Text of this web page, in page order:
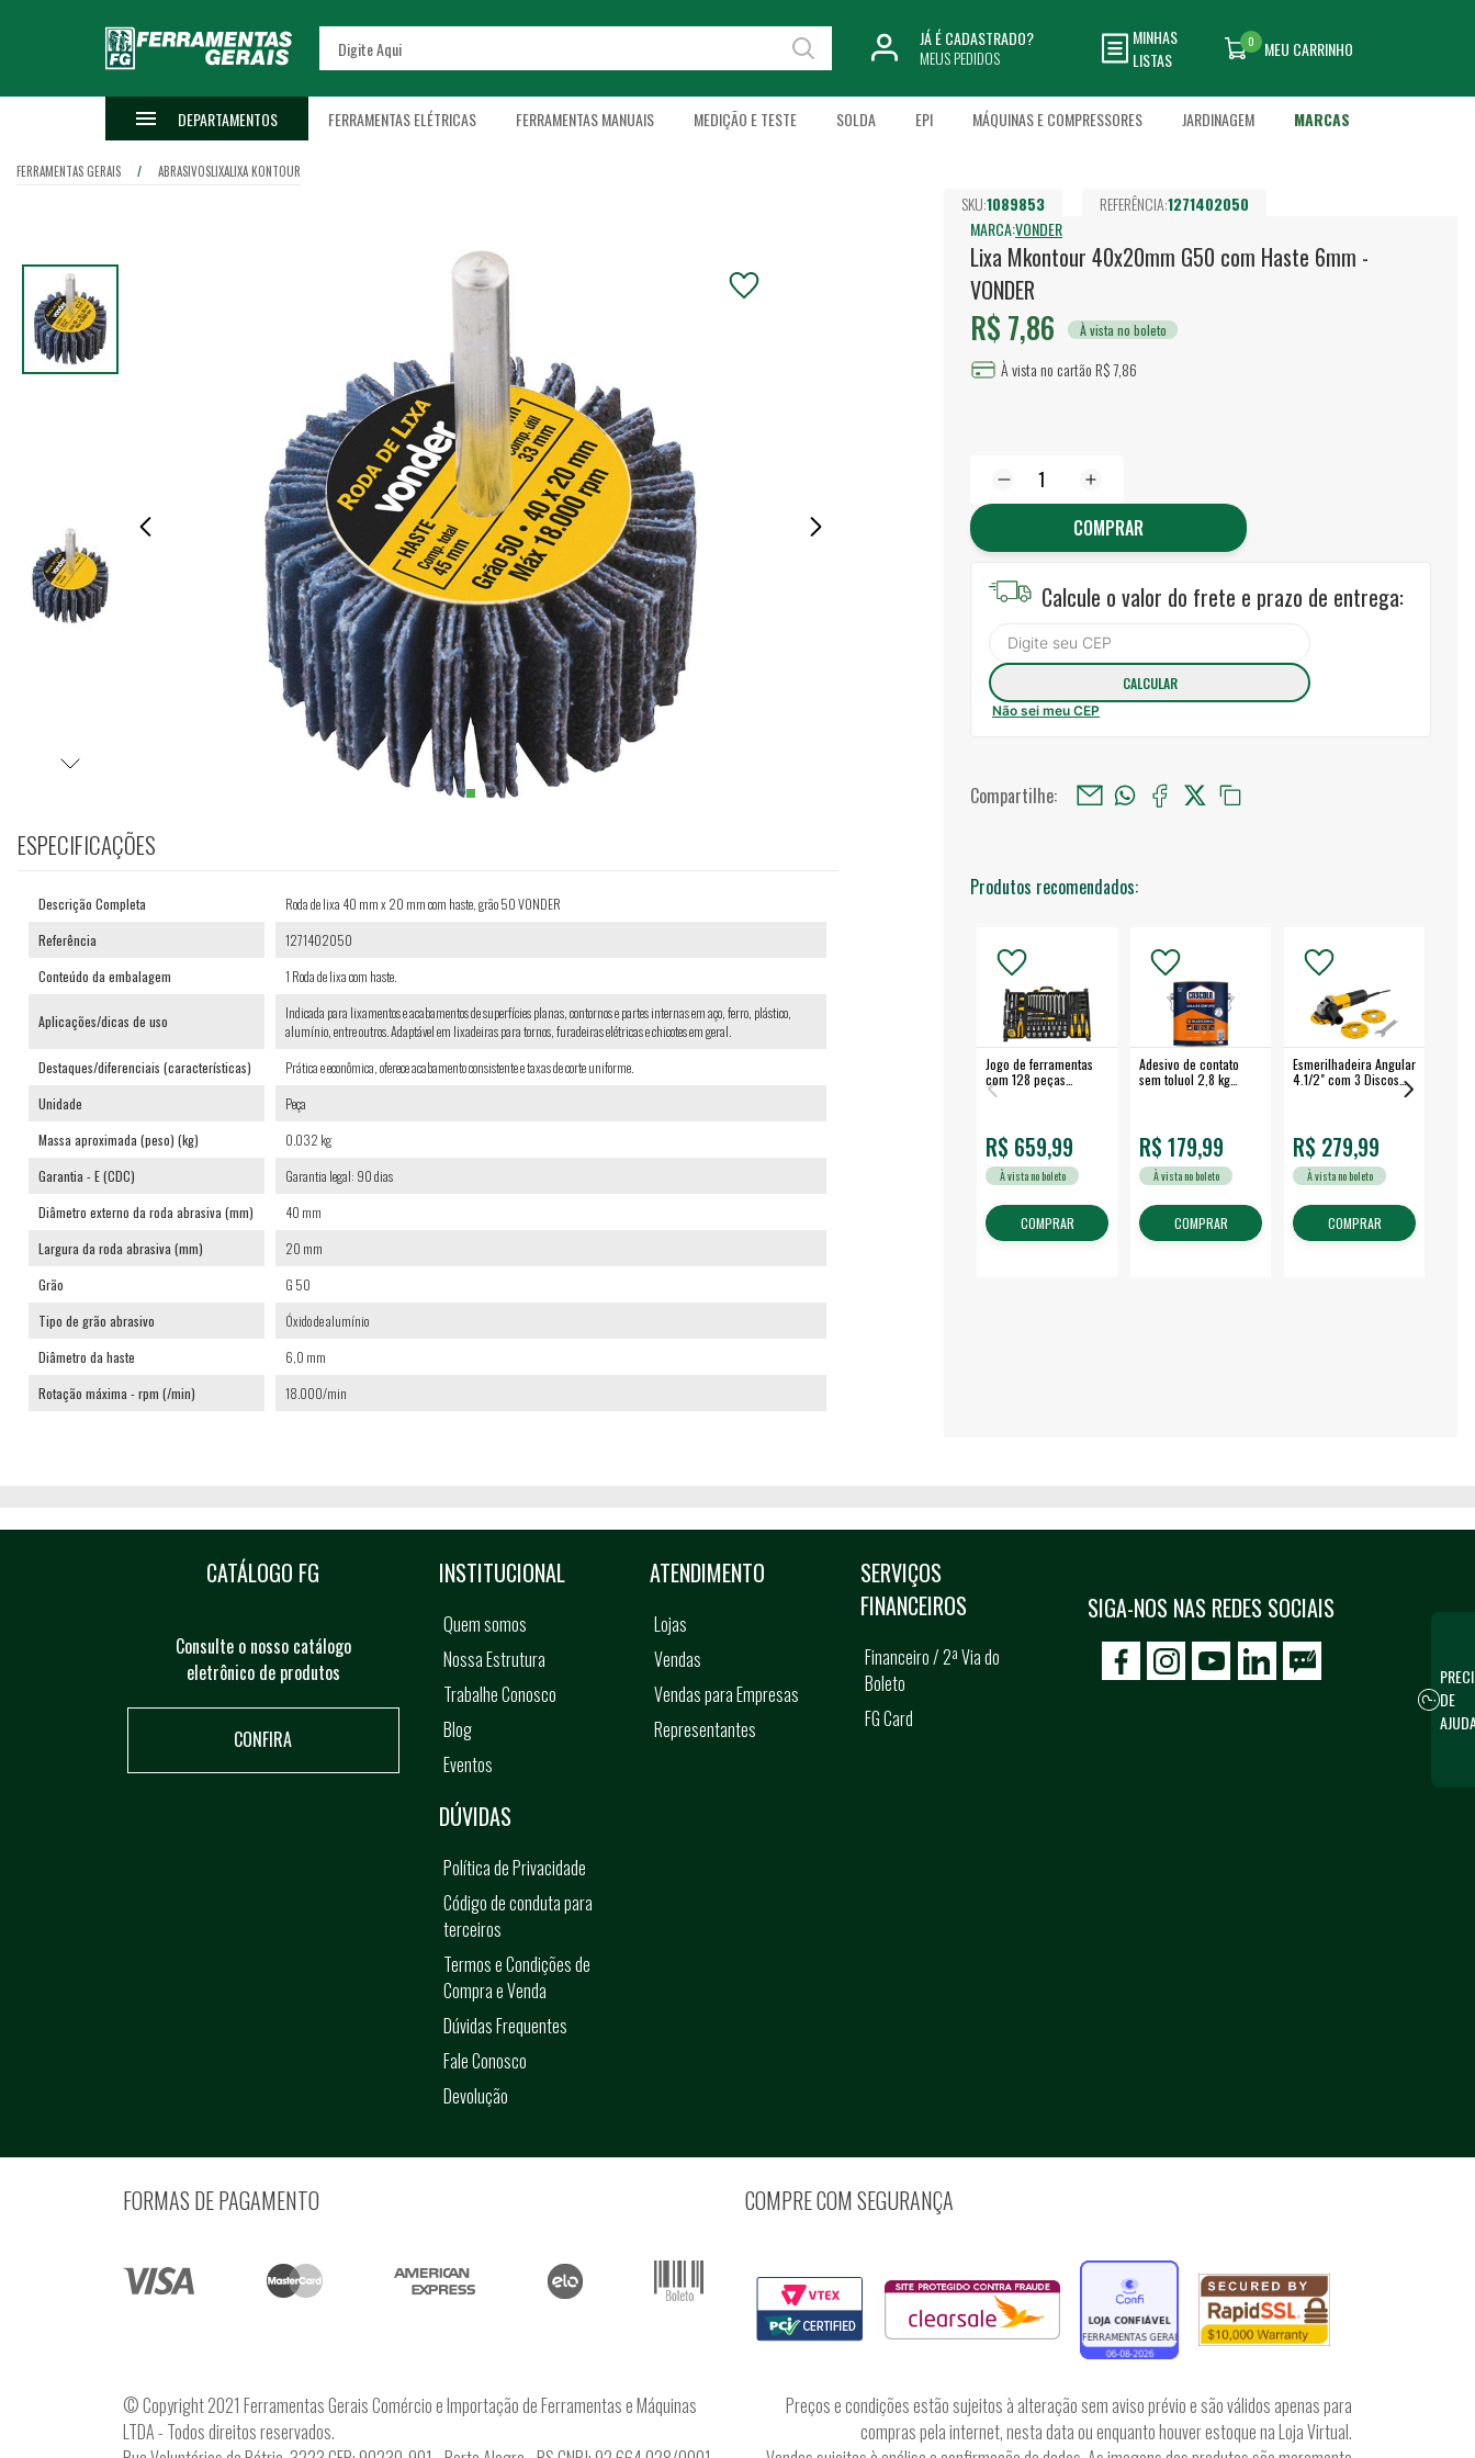
JÁ É CADASTRADO?
MEUS PEDIDOS
MINHAS
LISTAS
MEU CARRINHO
0
DEPARTAMENTOS FERRAMENTAS ELÉTRICAS FERRAMENTAS MANUAIS MEDIÇÃO E TESTE SOLDA EPI MÁQUINAS E COMPRESSORES JARDINAGEM MARCAS
FERRAMENTAS GERAIS ABRASIVOSLIXALIXA KONTOUR
SKU:1089853 REFERÊNCIA:1271402050
MARCA:VONDER
Lixa Mkontour 40x20mm G50 com Haste 6mm -
VONDER
R$ 7,86 À vista no boleto
À vista no cartão R$ 7,86
COMPRAR
Calcule o valor do frete e prazo de entrega:
Não sei meu CEP
Compartilhe:
Produtos recomendados:
Jogo de ferramentas
com 128 peças
embalagem fechada -
R$ 659,99
À vista no boleto
COMPRAR
Adesivo de contato
sem toluol 2,8 kg
R$ 179,99
À vista no boleto
COMPRAR
Esmerilhadeira Angular
4.1/2" com 3 Discos
R$ 279,99
À vista no boleto
COMPRAR
ESPECIFICAÇÕES
Descrição Completa
Roda de lixa 40 mm x 20 mm com haste, grão 50 VONDER
Referência
1271402050
Conteúdo da embalagem
1 Roda de lixa com haste.
Aplicações/dicas de uso
Indicada para lixamentos e acabamentos de superfícies planas, contornos e partes internas em aço, ferro, plástico,
alumínio, entre outros. Adaptável em lixadeiras para tornos, furadeiras elétricas e chicotes em geral.
Destaques/diferenciais (características)
Prática e econômica, oferece acabamento consistente e taxas de corte uniforme.
Unidade
Peça
Massa aproximada (peso) (kg)
0.032 kg
Garantia - E (CDC)
Garantia legal: 90 dias
Diâmetro externo da roda abrasiva (mm)
40 mm
Largura da roda abrasiva (mm)
20 mm
Grão
G 50
Tipo de grão abrasivo
Óxido de alumínio
Diâmetro da haste
6,0 mm
Rotação máxima - rpm (/min)
18.000/min
CATÁLOGO FG
Consulte o nosso catálogo
eletrônico de produtos
CONFIRA
SIGA-NOS NAS REDES SOCIAIS
icon-facebook
icon-social02icon-social03
INSTITUCIONAL
Quem somos
Nossa Estrutura
Trabalhe Conosco
Blog
Eventos
ATENDIMENTO
Lojas
Vendas
Vendas para Empresas
Representantes
SERVIÇOS
FINANCEIROS
Financeiro / 2ª Via do
Boleto
FG Card
DÚVIDAS
Política de Privacidade
Código de conduta para
terceiros
Termos e Condições de
Compra e Venda
Dúvidas Frequentes
Fale Conosco
Devolução
FORMAS DE PAGAMENTO COMPRE COM SEGURANÇA
© Copyright 2021 Ferramentas Gerais Comércio e Importação de Ferramentas e Máquinas
LTDA - Todos direitos reservados.
Preços e condições estão sujeitos à alteração sem aviso prévio e são válidos apenas para
compras pela internet, nesta data ou enquanto houver estoque na Loja Virtual.
DE